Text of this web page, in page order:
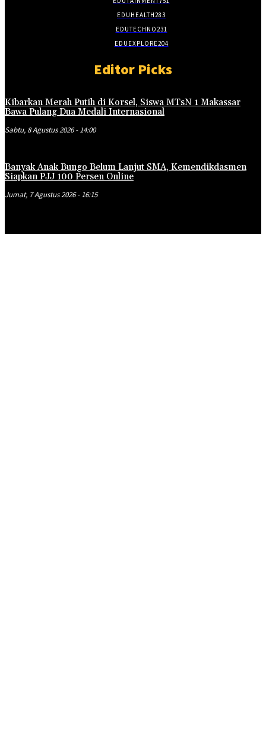
EDUHEALTH283
EDUTECHNO231
EDUEXPLORE204
Editor Picks
Kibarkan Merah Putih di Korsel, Siswa MTsN 1 Makassar
Bawa Pulang Dua Medali Internasional
Sabtu, 8 Agustus 2026 - 14:00
Banyak Anak Bungo Belum Lanjut SMA, Kemendikdasmen
Siapkan PJJ 100 Persen Online
Jumat, 7 Agustus 2026 - 16:15